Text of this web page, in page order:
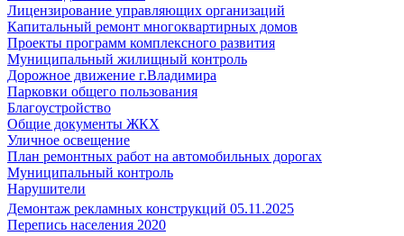
Лицензирование управляющих организаций
Капитальный ремонт многоквартирных домов
Проекты программ комплексного развития
Муниципальный жилищный контроль
Дорожное движение г.Владимира
Парковки общего пользования
Благоустройство
Общие документы ЖКХ
Уличное освещение
План ремонтных работ на автомобильных дорогах
Муниципальный контроль
Нарушители
Демонтаж рекламных конструкций 05.11.2025
Перепись населения 2020